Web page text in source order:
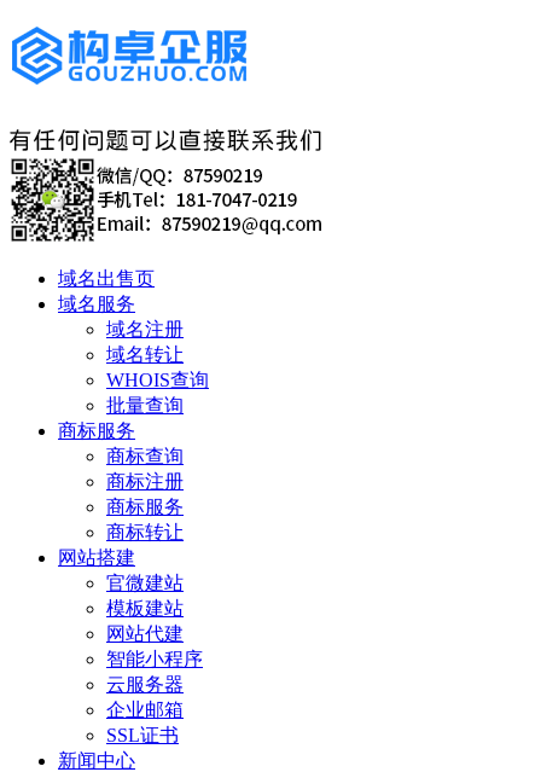
域名出售页
域名服务
域名注册
域名转让
WHOIS查询
批量查询
商标服务
商标查询
商标注册
商标服务
商标转让
网站搭建
官微建站
模板建站
网站代建
智能小程序
云服务器
企业邮箱
SSL证书
新闻中心